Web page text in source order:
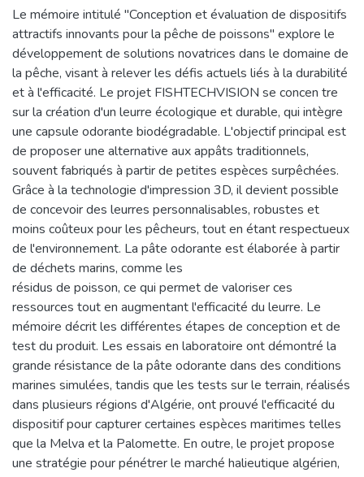
Le mémoire intitulé "Conception et évaluation de dispositifs
attractifs innovants pour la pêche de poissons" explore le
développement de solutions novatrices dans le domaine de
la pêche, visant à relever les défis actuels liés à la durabilité
et à l'efficacité. Le projet FISHTECHVISION se concen tre
sur la création d'un leurre écologique et durable, qui intègre
une capsule odorante biodégradable. L'objectif principal est
de proposer une alternative aux appâts traditionnels,
souvent fabriqués à partir de petites espèces surpêchées.
Grâce à la technologie d'impression 3D, il devient possible
de concevoir des leurres personnalisables, robustes et
moins coûteux pour les pêcheurs, tout en étant respectueux
de l'environnement. La pâte odorante est élaborée à partir
de déchets marins, comme les
résidus de poisson, ce qui permet de valoriser ces
ressources tout en augmentant l'efficacité du leurre. Le
mémoire décrit les différentes étapes de conception et de
test du produit. Les essais en laboratoire ont démontré la
grande résistance de la pâte odorante dans des conditions
marines simulées, tandis que les tests sur le terrain, réalisés
dans plusieurs régions d'Algérie, ont prouvé l'efficacité du
dispositif pour capturer certaines espèces maritimes telles
que la Melva et la Palomette. En outre, le projet propose
une stratégie pour pénétrer le marché halieutique algérien,